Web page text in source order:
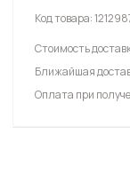
Код товара:
Стоимость
Ближайшая
Оплата при